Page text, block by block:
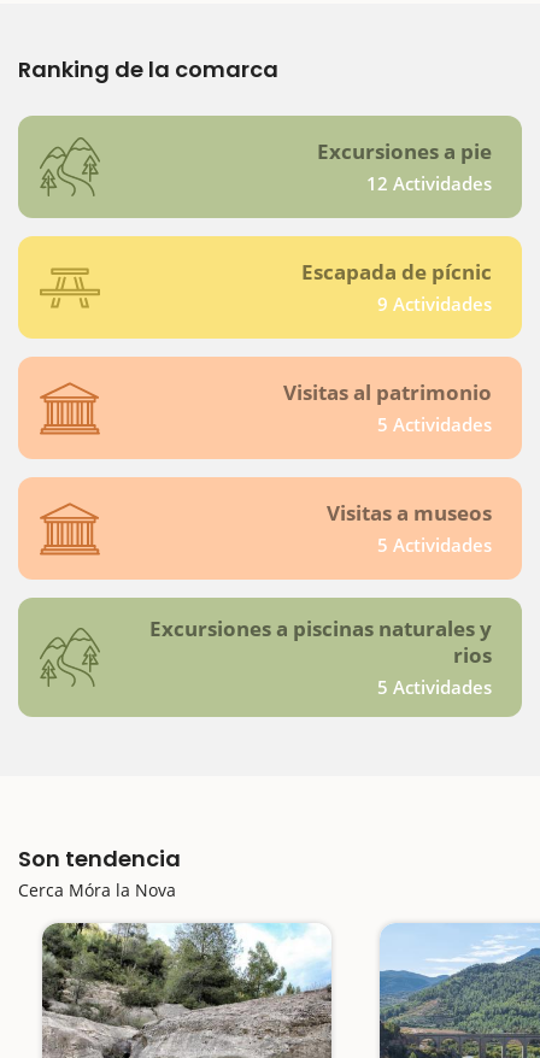
Ranking de la comarca
Excursiones a pie
12 Actividades
Escapada de pícnic
9 Actividades
Visitas al patrimonio
5 Actividades
Visitas a museos
5 Actividades
Excursiones a piscinas naturales y
rios
5 Actividades
Son tendencia
Cerca Móra la Nova